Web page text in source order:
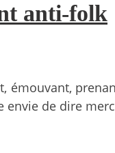
anti-folk
envie de dire